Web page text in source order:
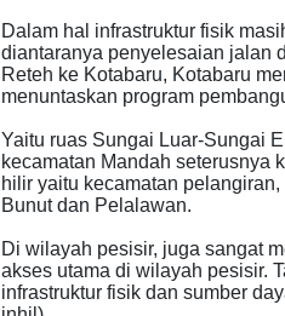
Dalam hal infrastruktur fisik
diantaranya penyelesaian jalan
Reteh ke Kotabaru, Kotabaru
menuntaskan program
Yaitu ruas Sungai Luar-Sungai
kecamatan Mandah seterusnya
hilir yaitu kecamatan
Bunut dan Pelalawan.
Di wilayah pesisir, juga sangat
akses utama di wilayah pesisir.
infrastruktur fisik dan sumber